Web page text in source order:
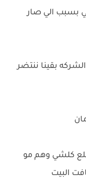
بسبب الي صار
بقينا ننتضر
كلشي وهم مو
البيت